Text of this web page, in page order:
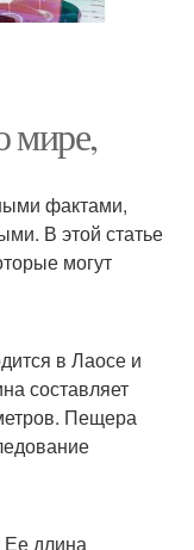
мире,
фактами,
В этой статье
могут
в Лаосе и
составляет
Пещера
длина